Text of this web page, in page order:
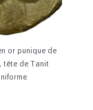
or punique de
tête de Tanit